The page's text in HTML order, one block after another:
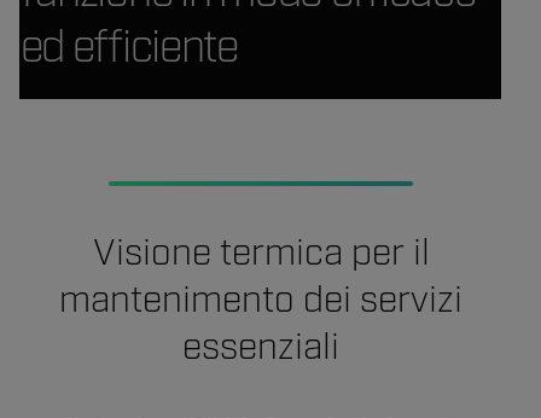
ed efficiente
Visione termica per il
mantenimento dei servizi
essenziali